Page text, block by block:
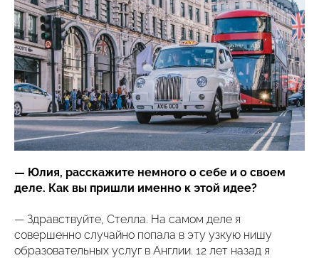
— Юлия, расскажите немного о себе и о своем
деле. Как вы пришли именно к этой идее?
— Здравствуйте, Стелла. На самом деле я
совершенно случайно попала в эту узкую нишу
образовательных услуг в Англии. 12 лет назад я